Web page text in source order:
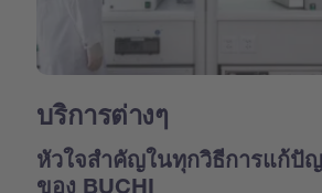
บริการต่างๆ
หัวใจสำคัญในทุกวิธีการแก้ปั